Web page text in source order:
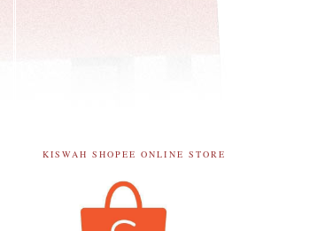
KISWAH SHOPEE ONLINE STORE